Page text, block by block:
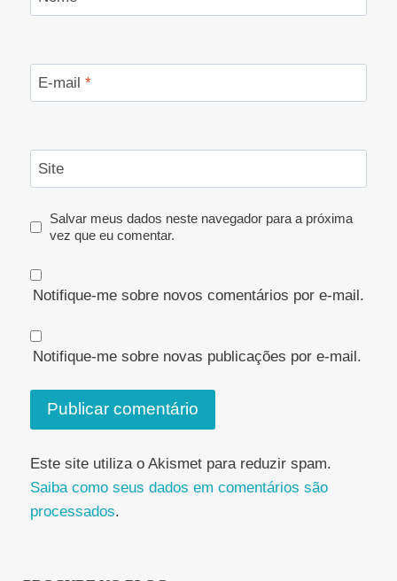
E-mail *
Site
Salvar meus dados neste navegador para a próxima
vez que eu comentar.
Notifique-me sobre novos comentários por e-mail.
Notifique-me sobre novas publicações por e-mail.
Este site utiliza o Akismet para reduzir spam.
Saiba como seus dados em comentários são
processados.